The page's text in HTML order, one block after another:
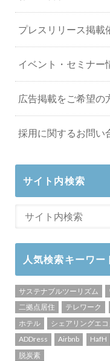
プレスリリース掲載
イベント・セミナー
広告掲載をご希望の
採用に関するお問い
サイト内検索
人気検索キーワー
サステナブルツーリズム
二拠点居住
テレワーク
ホテル
シェアリングエ
ADDress
Airbnb HafH
脱炭素